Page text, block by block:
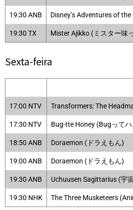
19:30 ANB Disney’s Adventures of
19:30 TX Mister Ajikko (ミスター味
Sexta-feira
17:00 NTV Transformers: The
17:30 NTV Bug-tte Honey (Bugって
18:50 ANB Doraemon (ドラえもん)
19:00 ANB Doraemon (ドラえもん)
19:30 ANB Uchuusen Sagittarius (宇
19:30 NHK The Three Musketeers